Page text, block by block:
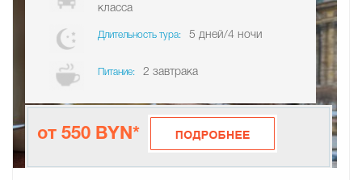
класса
Длительность тура: 5 дней/4 ночи
Питание: 2 завтрака
от 550 BYN*